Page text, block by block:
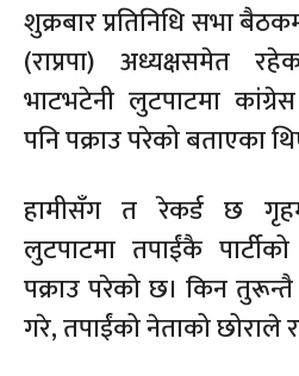
शुक्रबार प्रतिनिधि सभा बैठकमा
(राप्रपा) अध्यक्षसमेत
भाटभटेनी लुटपाटमा
पनि पक्राउ परेको बताएका
हामीसँग त रेकर्ड छ
लुटपाटमा तपाईंकै
पक्राउ परेको छ। किन
गरे, तपाईंको नेताको छोराले